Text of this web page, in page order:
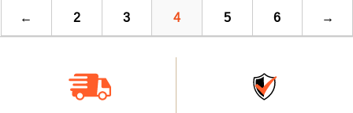
← 2 3 4 5 6 →